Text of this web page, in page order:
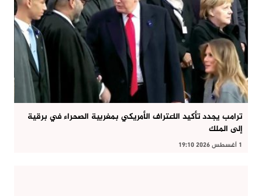
ترامب يجدد تأكيد الاعتراف الأمريكي بمغربية الصحراء في برقية
إلى الملك
1 أغسطس 2026 19:10